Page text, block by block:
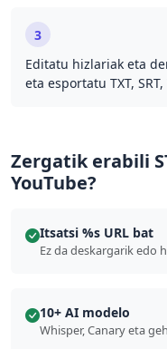
3
Editatu hizlariak eta
eta esportatu TXT, SRT,
Zergatik erabili
YouTube?
Itsatsi %s URL bat
Ez da deskargarik edo
10+ AI modelo
Whisper, Canary eta